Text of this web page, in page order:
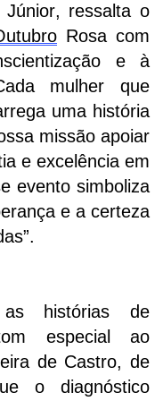
Júnior, ressalta o
Rosa com
e à
mulher que
uma história
missão apoiar
e excelência em
evento simboliza
e a certeza
.
histórias de
especial ao
de Castro, de
o diagnóstico